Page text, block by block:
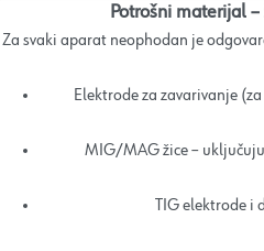
Potrošni materijal
Za svaki aparat neophodan je
Elektrode za zavarivanje
MIG/MAG žice –
TIG elektrode